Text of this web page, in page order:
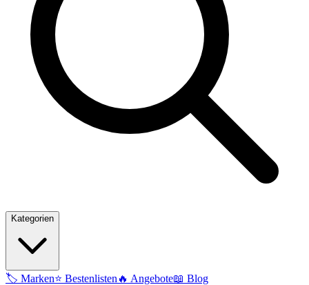
Kategorien
🏷️ Marken⭐ Bestenlisten 🔥 Angebote📖 Blog